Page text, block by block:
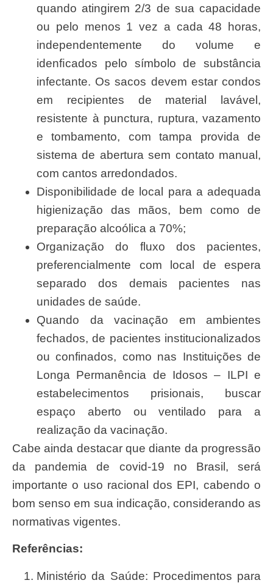
quando atingirem 2/3 de sua capacidade
ou pelo menos 1 vez a cada 48 horas,
independentemente do volume e
idenﬁcados pelo símbolo de substância
infectante. Os sacos devem estar condos
em recipientes de material lavável,
resistente à punctura, ruptura, vazamento
e tombamento, com tampa provida de
sistema de abertura sem contato manual,
com cantos arredondados.
Disponibilidade de local para a adequada
higienização das mãos, bem como de
preparação alcoólica a 70%;
Organização do fluxo dos pacientes,
preferencialmente com local de espera
separado dos demais pacientes nas
unidades de saúde.
Quando da vacinação em ambientes
fechados, de pacientes institucionalizados
ou confinados, como nas Instituições de
Longa Permanência de Idosos – ILPI e
estabelecimentos prisionais, buscar
espaço aberto ou ventilado para a
realização da vacinação.
Cabe ainda destacar que diante da progressão
da pandemia de covid-19 no Brasil, será
importante o uso racional dos EPI, cabendo o
bom senso em sua indicação, considerando as
normativas vigentes.
Referências:
Ministério da Saúde: Procedimentos para